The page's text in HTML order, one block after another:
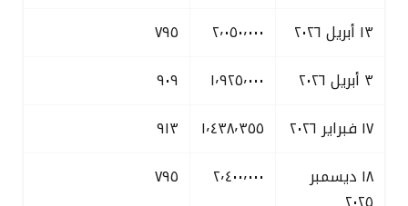
١٣ أبريل ٢٠٢٦
٢٬٠٥٠٬٠٠٠
٧٩٥
٣ أبريل ٢٠٢٦
١٬٩٢٥٬٠٠٠
٩٠٩
١٧ فبراير ٢٠٢٦
١٬٤٣٨٬٣٥٥
٩١٣
١٨ ديسمبر
٢٬٤٠٠٬٠٠٠ ٧٩٥